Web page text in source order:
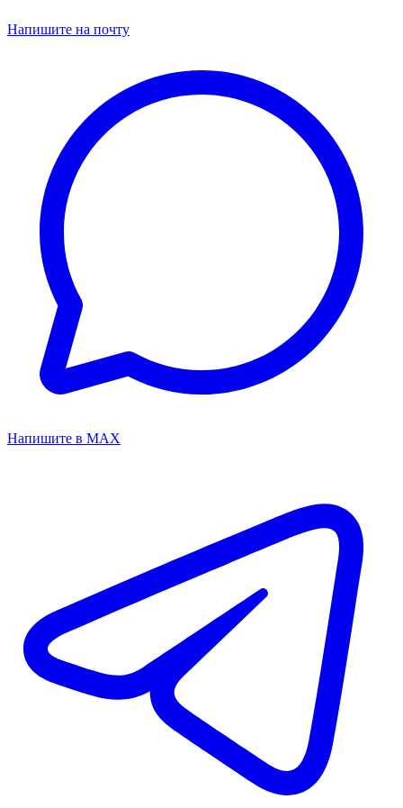
Напишите на почту
Напишите в MAX